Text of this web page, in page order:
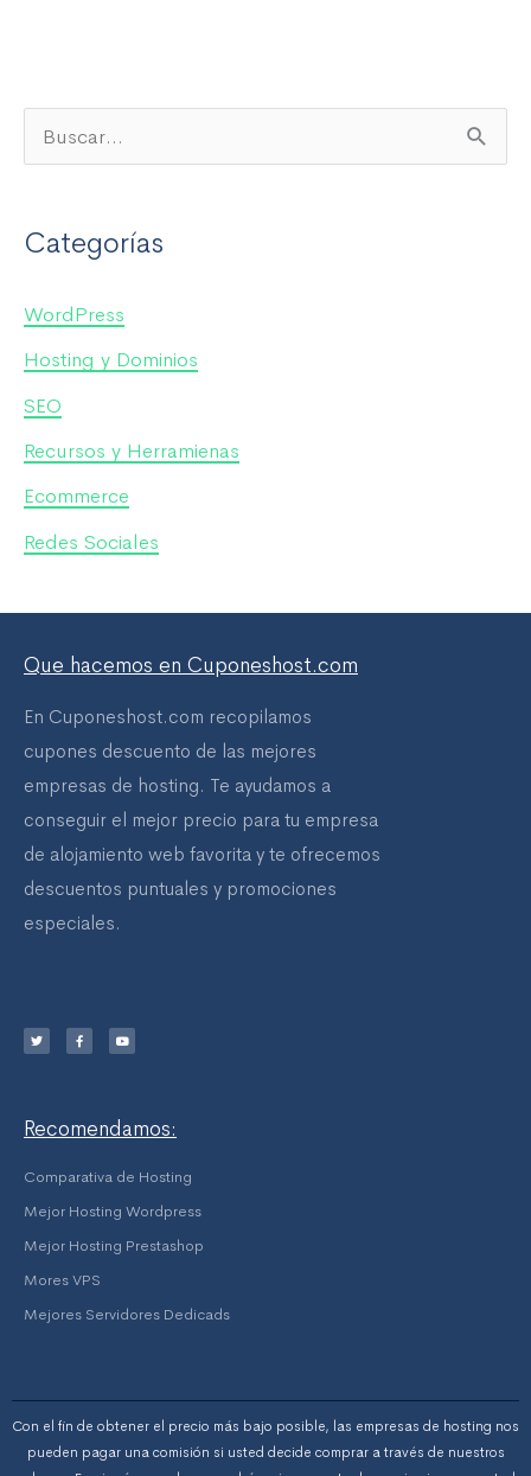
a
o
r
:
Categorías
WordPress
Hosting y Dominios
SEO
Recursos y Herramienas
Ecommerce
Redes Sociales
Que hacemos en Cuponeshost.com
En Cuponeshost.com recopilamos
cupones descuento de las mejores
empresas de hosting. Te ayudamos a
conseguir el mejor precio para tu empresa
de alojamiento web favorita y te ofrecemos
descuentos puntuales y promociones
especiales.
i
t
t
c
e
b
u
t
u
Recomendamos:
Comparativa de Hosting
Mejor Hosting Wordpress
Mejor Hosting Prestashop
Mores VPS
Mejores Servidores Dedicads
Con el fin de obtener el precio más bajo posible, las empresas de hosting nos
pueden pagar una comisión si usted decide comprar a través de nuestros